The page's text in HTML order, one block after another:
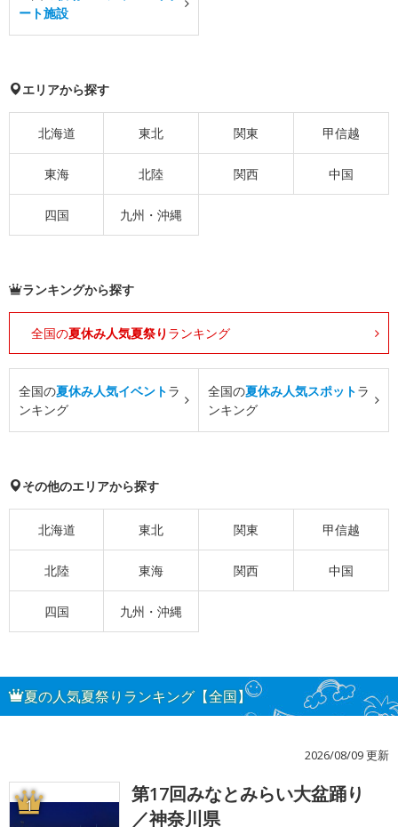
ート施設
エリアから探す
北海道 東北 関東 甲信越
東海 北陸 関西 中国
四国 九州・沖縄
ランキングから探す
全国の夏休み人気夏祭り ランキング
全国の夏休み人気イベントラ
ンキング
全国の夏休み人気スポットラ
ンキング
その他のエリアから探す
北海道 東北 関東 甲信越
北陸 東海 関西 中国
四国 九州・沖縄
夏の人気夏祭りランキング【全国】
2026/08/09 更新
1
第17回みなとみらい大盆踊り
／神奈川県